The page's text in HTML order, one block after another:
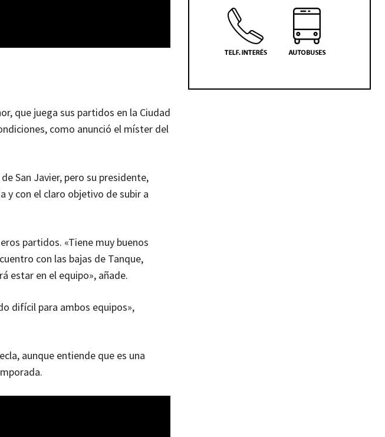
que juega sus partidos en la Ciudad
como anunció el míster del
San Javier, pero su presidente,
y con el claro objetivo de subir a
partidos. «Tiene muy buenos
con las bajas de Tanque,
estar en el equipo», añade.
difícil para ambos equipos»,
aunque entiende que es una